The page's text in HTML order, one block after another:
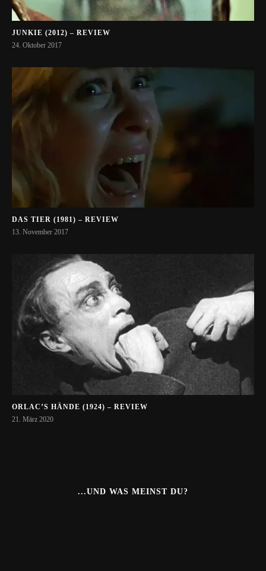
JUNKIE (2012) – REVIEW
24. Oktober 2017
DAS TIER (1981) – REVIEW
13. November 2017
ORLAC’S HÄNDE (1924) – REVIEW
21. März 2020
...UND WAS MEINST DU?